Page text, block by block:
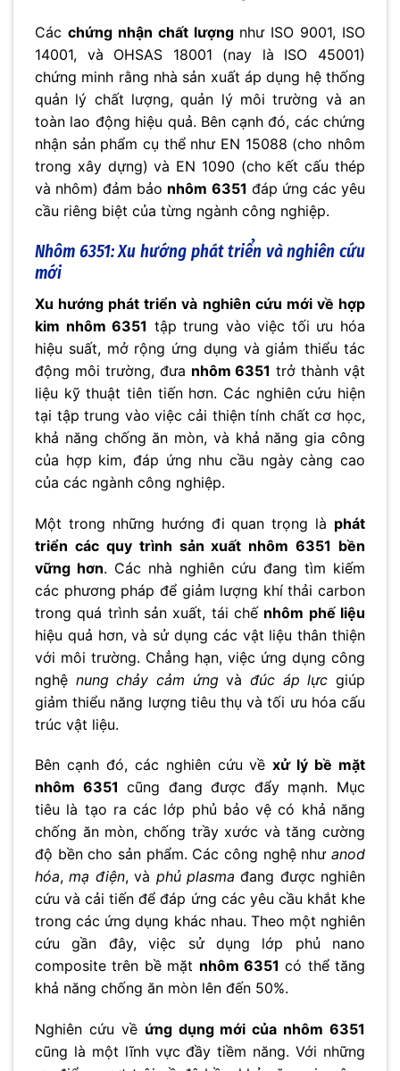
Các chứng nhận chất lượngnhư ISO 9001, ISO
14001, và OHSAS 18001 (nay là ISO 45001)
chứng minh rằng nhà sản xuất áp dụng hệ thống
quản lý chất lượng, quản lý môi trường và an
toàn lao động hiệu quả. Bên cạnh đó, các chứng
nhận sản phẩm cụ thể như EN 15088 (cho nhôm
trong xây dựng) và EN 1090 (cho kết cấu thép
và nhôm) đảm bảo nhôm 6351 đáp ứng các yêu
cầu riêng biệt của từng ngành công nghiệp.
Nhôm 6351: Xu hướng phát triển và nghiên cứu
mới
Xu hướng phát triển và nghiên cứu mới về hợp
kim nhôm 6351 tập trung vào việc tối ưu hóa
hiệu suất, mở rộng ứng dụng và giảm thiểu tác
động môi trường, đưa nhôm 6351 trở thành vật
liệu kỹ thuật tiên tiến hơn. Các nghiên cứu hiện
tại tập trung vào việc cải thiện tính chất cơ học,
khả năng chống ăn mòn, và khả năng gia công
của hợp kim, đáp ứng nhu cầu ngày càng cao
của các ngành công nghiệp.
Một trong những hướng đi quan trọng là phát
triển các quy trình sản xuất nhôm 6351 bền
vững hơn. Các nhà nghiên cứu đang tìm kiếm
các phương pháp để giảm lượng khí thải carbon
trong quá trình sản xuất, tái chế nhôm phế liệu
hiệu quả hơn, và sử dụng các vật liệu thân thiện
với môi trường. Chẳng hạn, việc ứng dụng công
nghệ nung chảy cảm ứngvàđúc áp lực giúp
giảm thiểu năng lượng tiêu thụ và tối ưu hóa cấu
trúc vật liệu.
Bên cạnh đó, các nghiên cứu vềxử lý bề mặt
nhôm 6351 cũng đang được đẩy mạnh. Mục
tiêu là tạo ra các lớp phủ bảo vệ có khả năng
chống ăn mòn, chống trầy xước và tăng cường
độ bền cho sản phẩm. Các công nghệ như anod
hóa,mạ điện, và phủ plasma đang được nghiên
cứu và cải tiến để đáp ứng các yêu cầu khắt khe
trong các ứng dụng khác nhau. Theo một nghiên
cứu gần đây, việc sử dụng lớp phủ nano
composite trên bề mặt nhôm 6351 có thể tăng
khả năng chống ăn mòn lên đến 50%.
Nghiên cứu về ứng dụng mới của nhôm 6351
cũng là một lĩnh vực đầy tiềm năng. Với những